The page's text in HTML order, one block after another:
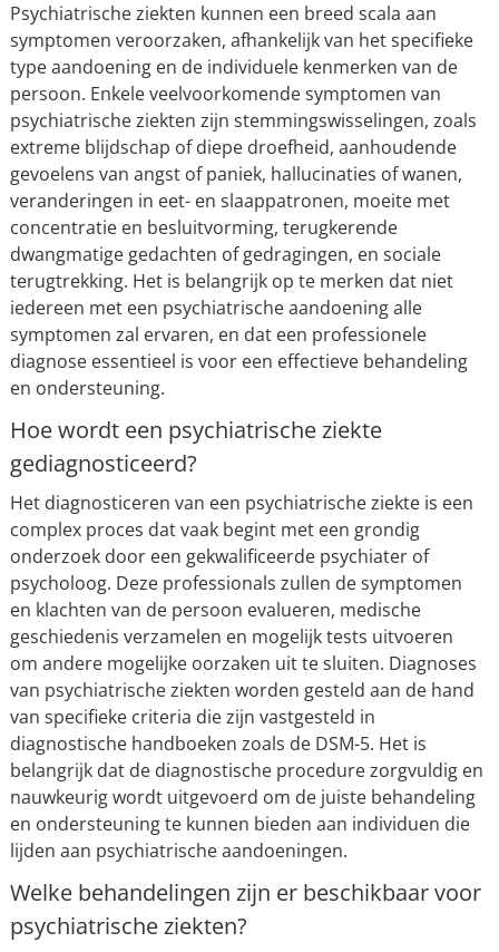
Psychiatrische ziekten kunnen een breed scala aan
symptomen veroorzaken, afhankelijk van het specifieke
type aandoening en de individuele kenmerken van de
persoon. Enkele veelvoorkomende symptomen van
psychiatrische ziekten zijn stemmingswisselingen, zoals
extreme blijdschap of diepe droefheid, aanhoudende
gevoelens van angst of paniek, hallucinaties of wanen,
veranderingen in eet- en slaappatronen, moeite met
concentratie en besluitvorming, terugkerende
dwangmatige gedachten of gedragingen, en sociale
terugtrekking. Het is belangrijk op te merken dat niet
iedereen met een psychiatrische aandoening alle
symptomen zal ervaren, en dat een professionele
diagnose essentieel is voor een effectieve behandeling
en ondersteuning.
Hoe wordt een psychiatrische ziekte
gediagnosticeerd?
Het diagnosticeren van een psychiatrische ziekte is een
complex proces dat vaak begint met een grondig
onderzoek door een gekwalificeerde psychiater of
psycholoog. Deze professionals zullen de symptomen
en klachten van de persoon evalueren, medische
geschiedenis verzamelen en mogelijk tests uitvoeren
om andere mogelijke oorzaken uit te sluiten. Diagnoses
van psychiatrische ziekten worden gesteld aan de hand
van specifieke criteria die zijn vastgesteld in
diagnostische handboeken zoals de DSM-5. Het is
belangrijk dat de diagnostische procedure zorgvuldig en
nauwkeurig wordt uitgevoerd om de juiste behandeling
en ondersteuning te kunnen bieden aan individuen die
lijden aan psychiatrische aandoeningen.
Welke behandelingen zijn er beschikbaar voor
psychiatrische ziekten?